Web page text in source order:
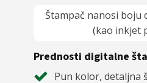
Štampač nanosi boju
(kao inkjet
Prednosti digitalne
Pun kolor, detaljna